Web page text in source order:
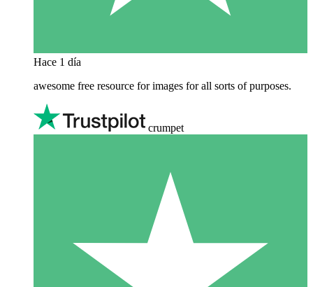
Hace 1 día
awesome free resource for images for all sorts of purposes.
crumpet